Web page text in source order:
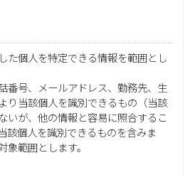
た個人を特定できる情報を範囲とし
番号、メールアドレス、勤務先、生
り当該個人を識別できるもの（当該
いが、他の情報と容易に照合するこ
該個人を識別できるものを含みま
範囲とします。